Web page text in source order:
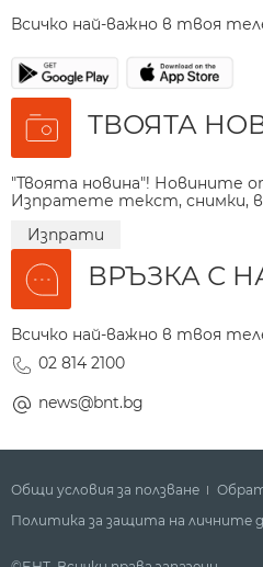
Всичко най-важно в твоя
ТВОЯТА
"Твоята новина"! Новините
Изпратете текст, снимки,
Изпрати
ВРЪЗКА С
Всичко най-важно в твоя
02 814 2100
news@bnt.bg
Общи условия за ползване
Политика за защита на личните